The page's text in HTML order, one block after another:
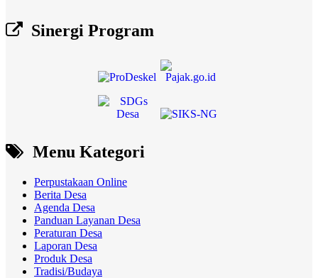
Sinergi Program
Menu Kategori
Perpustakaan Online
Berita Desa
Agenda Desa
Panduan Layanan Desa
Peraturan Desa
Laporan Desa
Produk Desa
Tradisi/Budaya